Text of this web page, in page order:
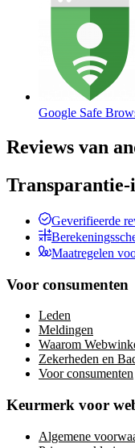
Google Safe
Reviews van
Geverifieerde
Maatregelen
Voor consumenten
Leden
Meldingen
Waarom
Zekerheden en
Voor consumenten
Keurmerk voor
Algemene